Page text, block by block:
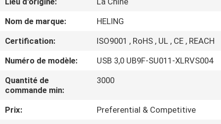
AU
SUJET
NOUS
D'USINE
Nom de marque:
HELING
Certification:
ISO9001 , RoHS , UL , CE , REACH
Numéro de modèle:
USB 3,0 UB9F-SU011-XLRVS004
Quantité de
commande min:
3000
Prix:
Preferential & Competitive